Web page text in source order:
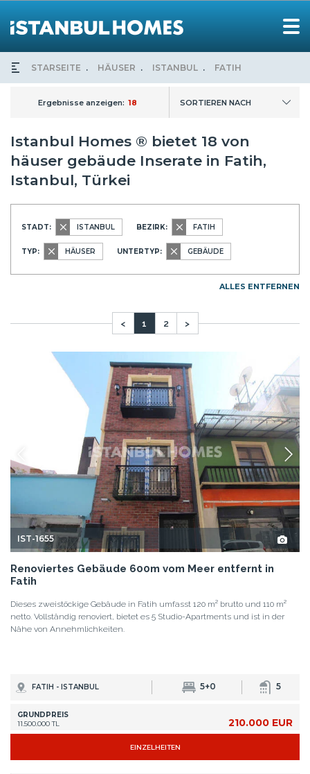
STARSEITE HÄUSER ISTANBUL FATIH
Ergebnisse anzeigen: 18 SORTIEREN NACH
Istanbul Homes ® bietet 18 von
häuser gebäude Inserate in Fatih,
Istanbul, Türkei
STADT: ISTANBUL BEZIRK: FATIH
TYP: HÄUSER UNTERTYP: GEBÄUDE
ALLES ENTFERNEN
< 1 2 >
IST-1655
Renoviertes Gebäude 600m vom Meer entfernt in
Fatih
Dieses zweistöckige Gebäude in Fatih umfasst 120 m² brutto und 110 m²
netto. Vollständig renoviert, bietet es 5 Studio-Apartments und ist in der
Nähe von Annehmlichkeiten.
FATIH - ISTANBUL 5+0 5
GRUNDPREIS
11.500.000 TL
210.000 EUR
EINZELHEITEN